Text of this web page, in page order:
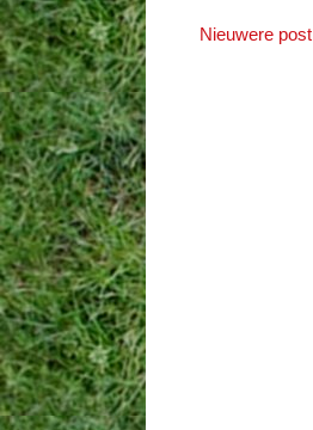
Nieuwere post